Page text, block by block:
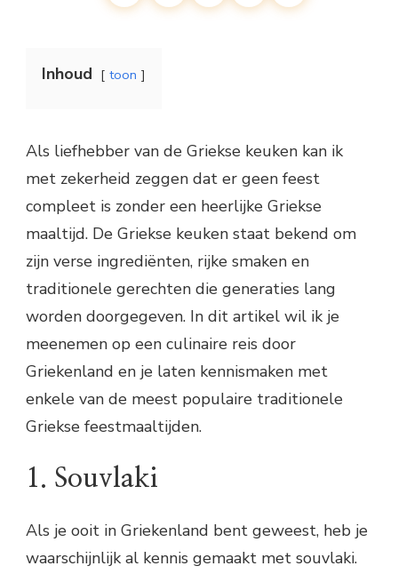
Inhoud toon
Als liefhebber van de Griekse keuken kan ik
met zekerheid zeggen dat er geen feest
compleet is zonder een heerlijke Griekse
maaltijd. De Griekse keuken staat bekend om
zijn verse ingrediënten, rijke smaken en
traditionele gerechten die generaties lang
worden doorgegeven. In dit artikel wil ik je
meenemen op een culinaire reis door
Griekenland en je laten kennismaken met
enkele van de meest populaire traditionele
Griekse feestmaaltijden.
1. Souvlaki
Als je ooit in Griekenland bent geweest, heb je
waarschijnlijk al kennis gemaakt met souvlaki.